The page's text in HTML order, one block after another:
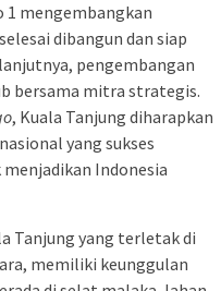
1 mengembangkan
dibangun dan siap
pengembangan
bersama mitra strategis.
, Kuala Tanjung diharapkan
yang sukses
Indonesia
Tanjung yang terletak di
memiliki keunggulan